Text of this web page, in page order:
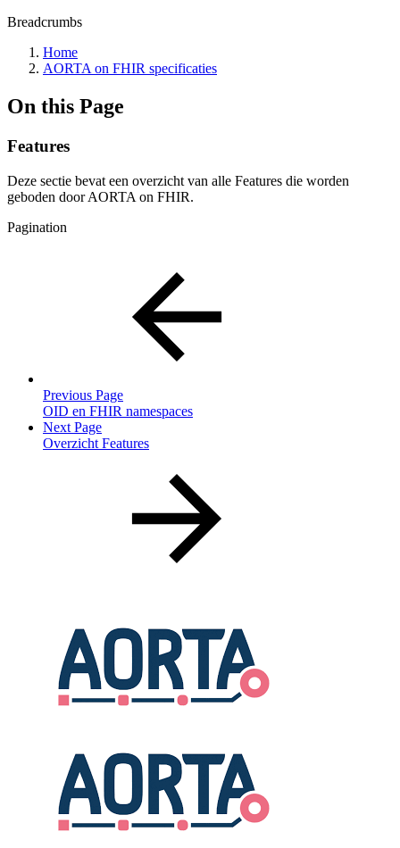
Breadcrumbs
Home
AORTA on FHIR specificaties
On this Page
Features
Deze sectie bevat een overzicht van alle Features die worden
geboden door AORTA on FHIR.
Pagination
Previous Page
OID en FHIR namespaces
Next Page
Overzicht Features